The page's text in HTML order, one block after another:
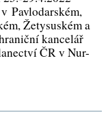
Pavlodarském,
Žetysuském a
kancelář
ČR v Nur-